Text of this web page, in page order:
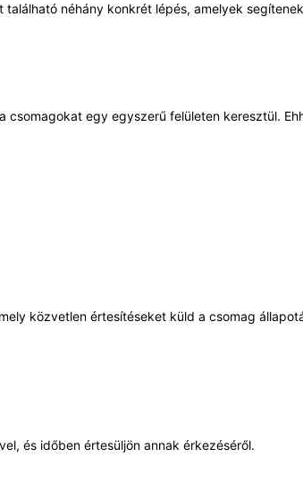
néhány konkrét lépés, amelyek
egy egyszerű felületen keresztül.
közvetlen értesítéseket küld a csomag
és időben értesüljön annak érkezéséről.